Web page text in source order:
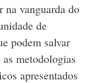
na vanguarda do
de
podem salvar
metodologias
apresentados